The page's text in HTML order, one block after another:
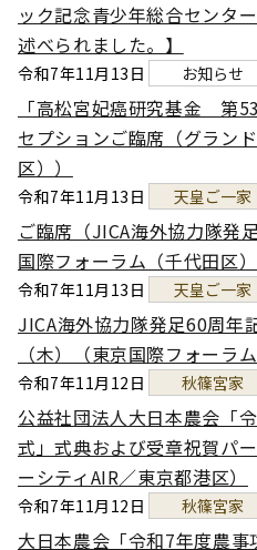
ック記念青少年総合センタ
述べられました。】
令和7年11月13日 お知らせ
「高松宮妃癌研究基金 第
セプションご臨席（グラン
区））
令和7年11月13日 天皇ご一家
ご臨席（JICA海外協力隊発
国際フォーラム（千代田区）
令和7年11月13日 天皇ご一家
JICA海外協力隊発足60周年
（木）（東京国際フォーラム
令和7年11月12日 秋篠宮家
公益社団法人大日本農会「
式」式典および受章祝賀パ
ーシティAIR／東京都港区）
令和7年11月12日 秋篠宮家
大日本農会「令和7年度農